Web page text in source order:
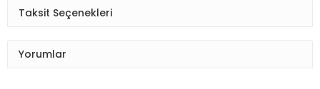
Taksit Seçenekleri
Yorumlar